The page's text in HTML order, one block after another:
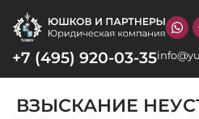
+7 (495) 920-03-35
ВЗЫСКАНИЕ